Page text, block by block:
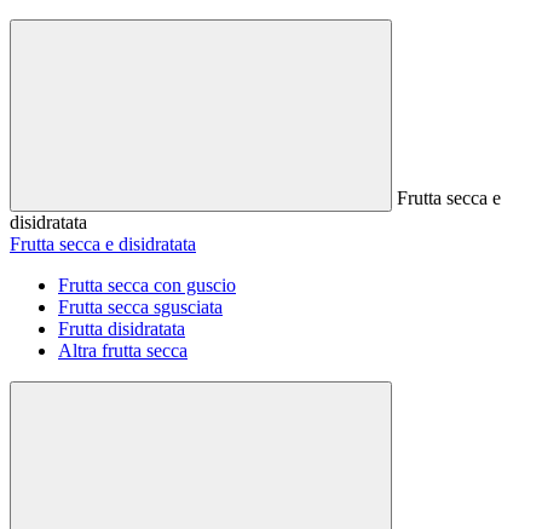
Frutta secca e
disidratata
Frutta secca e disidratata
Frutta secca con guscio
Frutta secca sgusciata
Frutta disidratata
Altra frutta secca